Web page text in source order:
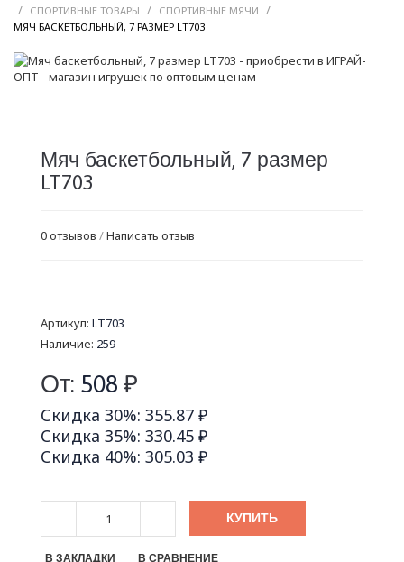
/ СПОРТИВНЫЕ ТОВАРЫ / СПОРТИВНЫЕ МЯЧИ /
МЯЧ БАСКЕТБОЛЬНЫЙ, 7 РАЗМЕР LT703
Мяч баскетбольный, 7 размер
LT703
0 отзывов /Написать отзыв
Артикул: LT703
Наличие: 259
От: 508 ₽
Скидка 30%: 355.87 ₽
Скидка 35%: 330.45 ₽
Скидка 40%: 305.03 ₽
КУПИТЬ
В ЗАКЛАДКИ В СРАВНЕНИЕ